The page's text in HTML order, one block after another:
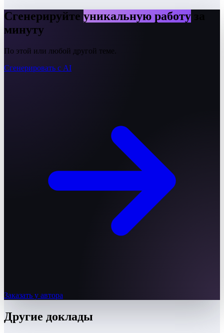
Сгенерируйте уникальную работу
минуту
По этой или любой другой теме.
Сгенерировать с AI
Заказать у автора
Другие доклады